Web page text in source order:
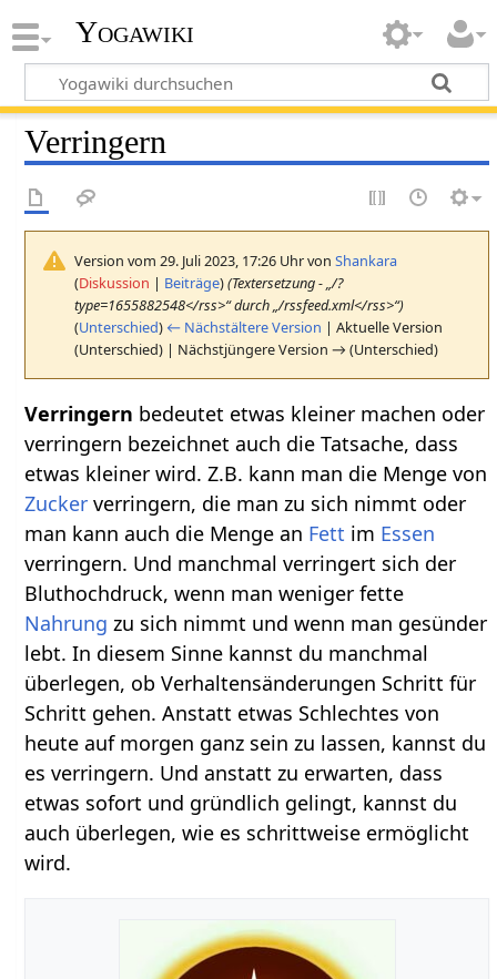
Yogawiki
Verringern
Version vom 29. Juli 2023, 17:26 Uhr vonShankara
(Diskussion | Beiträge)(Textersetzung - „/?
type=1655882548</rss>“ durch „/rssfeed.xml</rss>“)
(Unterschied) ← Nächstältere Version | Aktuelle Version
(Unterschied) | Nächstjüngere Version → (Unterschied)
Verringern bedeutet etwas kleiner machen oder
verringern bezeichnet auch die Tatsache, dass
etwas kleiner wird. Z.B. kann man die Menge von
Zucker verringern, die man zu sich nimmt oder
man kann auch die Menge an Fett im Essen
verringern. Und manchmal verringert sich der
Bluthochdruck, wenn man weniger fette
Nahrung zu sich nimmt und wenn man gesünder
lebt. In diesem Sinne kannst du manchmal
überlegen, ob Verhaltensänderungen Schritt für
Schritt gehen. Anstatt etwas Schlechtes von
heute auf morgen ganz sein zu lassen, kannst du
es verringern. Und anstatt zu erwarten, dass
etwas sofort und gründlich gelingt, kannst du
auch überlegen, wie es schrittweise ermöglicht
wird.